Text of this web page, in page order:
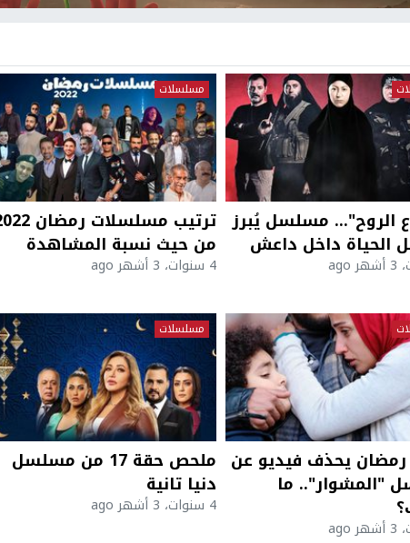
الروح"... مسلسل يُبرز
الحياة داخل داعش
مسلسلات
ترتيب مسلسلات
من حيث نسبة المشاهدة
4 سنوات، 3 أشهر ago
يحذف فيديو عن
"المشوار".. ما
مسلسلات
ملحص حقة 17 من مسلسل
دنيا تانية
4 سنوات، 3 أشهر ago